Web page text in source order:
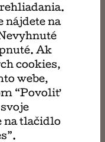
našej
Sú také
zrnka
14 kalendárnych
aj ďalšie) požičať
si vyberte z
nájdete na
Ak
cookies,
webe,
“Povoliť
na tlačidlo